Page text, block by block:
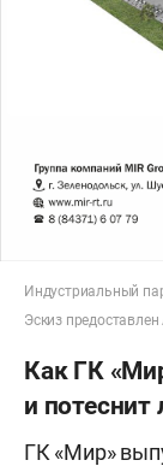
Индустриальный
Эскиз
Как ГК
и потеснит
ГК «Мир»